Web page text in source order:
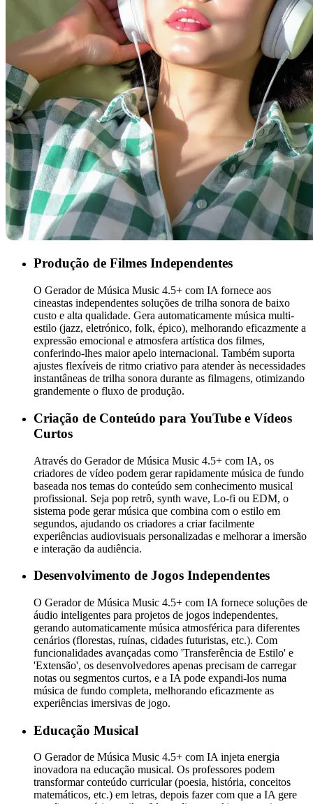
Produção de Filmes Independentes
O Gerador de Música Music 4.5+ com IA fornece aos
cineastas independentes soluções de trilha sonora de baixo
custo e alta qualidade. Gera automaticamente música multi-
estilo (jazz, eletrónico, folk, épico), melhorando eficazmente a
expressão emocional e atmosfera artística dos filmes,
conferindo-lhes maior apelo internacional. Também suporta
ajustes flexíveis de ritmo criativo para atender às necessidades
instantâneas de trilha sonora durante as filmagens, otimizando
grandemente o fluxo de produção.
Criação de Conteúdo para YouTube e Vídeos
Curtos
Através do Gerador de Música Music 4.5+ com IA, os
criadores de vídeo podem gerar rapidamente música de fundo
baseada nos temas do conteúdo sem conhecimento musical
profissional. Seja pop retrô, synth wave, Lo-fi ou EDM, o
sistema pode gerar música que combina com o estilo em
segundos, ajudando os criadores a criar facilmente
experiências audiovisuais personalizadas e melhorar a imersão
e interação da audiência.
Desenvolvimento de Jogos Independentes
O Gerador de Música Music 4.5+ com IA fornece soluções de
áudio inteligentes para projetos de jogos independentes,
gerando automaticamente música atmosférica para diferentes
cenários (florestas, ruínas, cidades futuristas, etc.). Com
funcionalidades avançadas como 'Transferência de Estilo' e
'Extensão', os desenvolvedores apenas precisam de carregar
notas ou segmentos curtos, e a IA pode expandi-los numa
música de fundo completa, melhorando eficazmente as
experiências imersivas de jogo.
Educação Musical
O Gerador de Música Music 4.5+ com IA injeta energia
inovadora na educação musical. Os professores podem
transformar conteúdo curricular (poesia, história, conceitos
matemáticos, etc.) em letras, depois fazer com que a IA gere